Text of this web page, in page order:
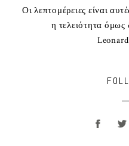
Οι λεπτομέρειες είναι
η τελειότητα όμως